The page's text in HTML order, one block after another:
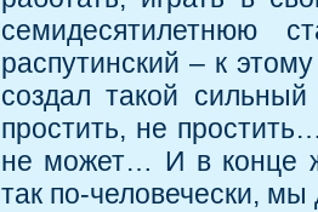
семидесятилетнюю
распутинский – к
создал такой
простить, не
не может… И в конце
так по-человечески,